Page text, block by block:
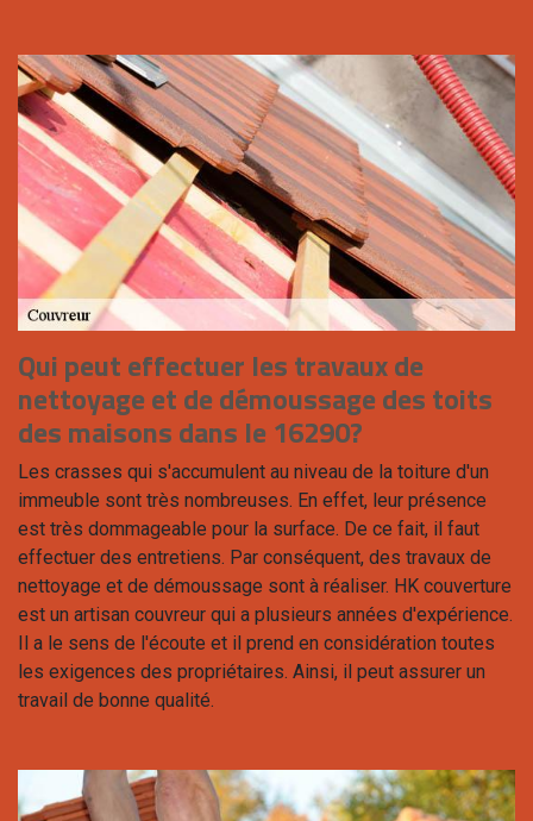
Qui peut effectuer les travaux de
nettoyage et de démoussage des toits
des maisons dans le 16290?
Les crasses qui s'accumulent au niveau de la toiture d'un
immeuble sont très nombreuses. En effet, leur présence
est très dommageable pour la surface. De ce fait, il faut
effectuer des entretiens. Par conséquent, des travaux de
nettoyage et de démoussage sont à réaliser. HK couverture
est un artisan couvreur qui a plusieurs années d'expérience.
Il a le sens de l'écoute et il prend en considération toutes
les exigences des propriétaires. Ainsi, il peut assurer un
travail de bonne qualité.